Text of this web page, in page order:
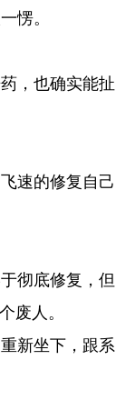
愣。
，也确实能扯
速的修复自己
彻底修复，但
废人。
新坐下，跟系